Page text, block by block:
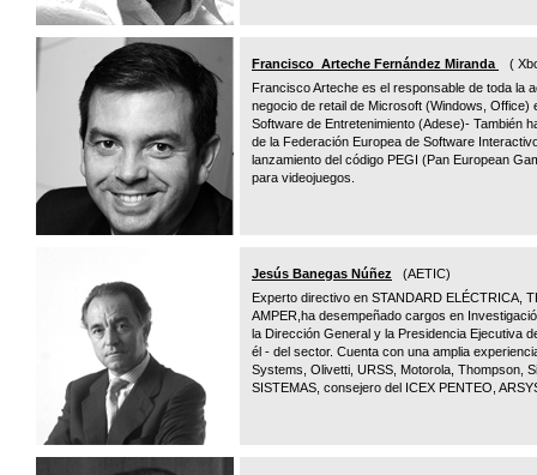
Francisco Arteche Fernández Miranda
(
Francisco Arteche es el responsable de toda la
negocio de retail de Microsoft (Windows, Office)
Software de Entretenimiento (Adese)- También
de la Federación Europea de Software
lanzamiento del código PEGI (Pan European
para videojuegos.
Jesús Banegas Núñez (AETIC)
Experto directivo en STANDARD ELÉCTRICA,
AMPER,ha desempeñado cargos en
la Dirección General y la Presidencia Ejecutiva
él - del sector. Cuenta con una amplia
Systems, Olivetti, URSS, Motorola, Thompson,
SISTEMAS, consejero del ICEX PENTEO,